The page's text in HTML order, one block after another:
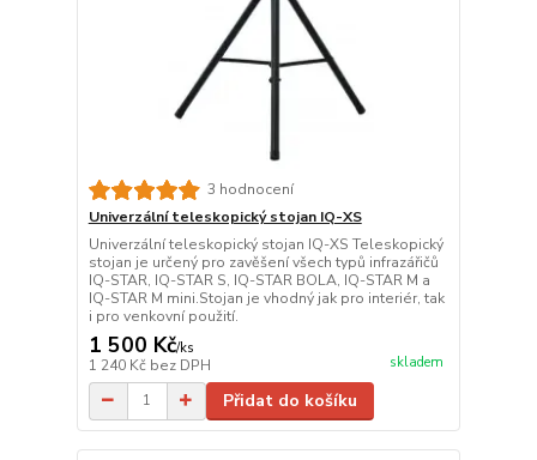
3 hodnocení
Univerzální teleskopický stojan IQ-XS
Univerzální teleskopický stojan IQ-XS Teleskopický
stojan je určený pro zavěšení všech typů infrazářičů
IQ-STAR, IQ-STAR S, IQ-STAR BOLA, IQ-STAR M a
IQ-STAR M mini.Stojan je vhodný jak pro interiér, tak
i pro venkovní použití.
1 500 Kč/ks
1 240 Kč bez DPH skladem
Přidat do košíku